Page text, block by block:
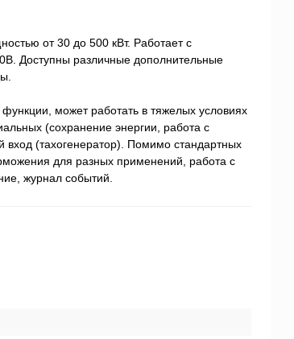
от 30 до 500 кВт. Работает с
Доступны различные дополнительные
может работать в тяжелых условиях
(сохранение энергии, работа с
(тахогенератор). Помимо стандартных
для разных применений, работа с
журнал событий.